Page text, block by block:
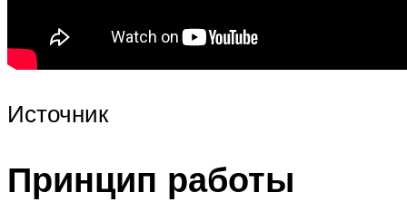
Источник
Принцип работы